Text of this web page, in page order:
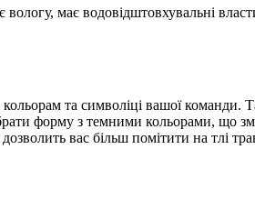
має водовідштовхувальні
та символіці вашої команди.
форму з темними кольорами, що
вас більш помітити на тлі